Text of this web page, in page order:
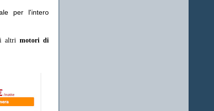
per l'intero
altrimotori di